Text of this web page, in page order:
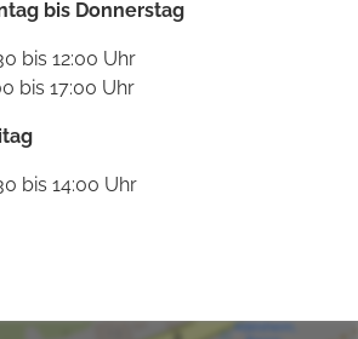
bis Donnerstag
bis 12:00 Uhr
bis 17:00 Uhr
bis 14:00 Uhr